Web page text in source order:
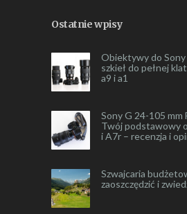
Ostatnie wpisy
Obiektywy do Sony
szkieł do pełnej
a9 i a1
Sony G 24-105 mm
Twój podstawowy
i A7r – recenzja i
Szwajcaria
zaoszczędzić i